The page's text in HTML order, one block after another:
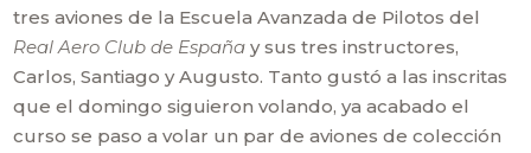
tres aviones de la Escuela Avanzada de Pilotos del
Real Aero Club de España y sus tres instructores,
Carlos, Santiago y Augusto. Tanto gustó a las inscritas
que el domingo siguieron volando, ya acabado el
curso se paso a volar un par de aviones de colección